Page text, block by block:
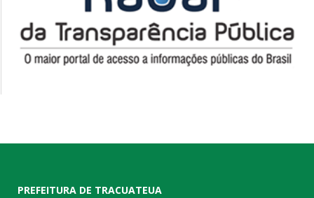
PREFEITURA DE TRACUATEUA